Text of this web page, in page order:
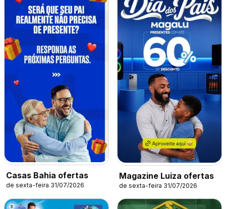
Casas Bahia ofertas
de sexta-feira 31/07/2026
Magazine Luiza ofertas
de sexta-feira 31/07/2026